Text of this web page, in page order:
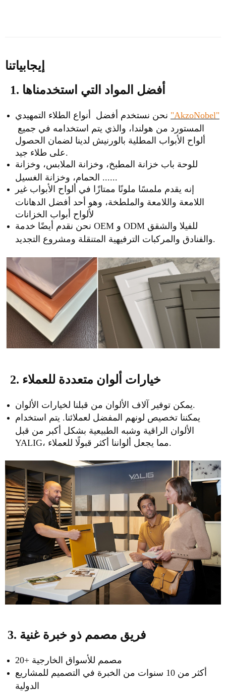
إيجابياتنا
1. أفضل المواد التي استخدمناها
"AkzoNobel"
ألواح الأبواب المطلية بالورنيش لدينا لضمان الحصول
للوحة باب خزانة المطبخ، وخزانة الملابس، وخزانة
إنه يقدم ملمسًا ملونًا ممتازًا في ألواح الأبواب غير
اللامعة واللامعة والملطخة، وهو أحد أفضل الدهانات
لألواح أبواب الخزانات
نحن نقدم أيضًا خدمة OEM و ODM للفيلا والشقق
2. خيارات ألوان متعددة للعملاء
يمكن توفير آلاف الألوان من قبلنا لخيارات الألوان.
يمكننا تخصيص لونهم المفضل لعملائنا. يتم استخدام
الألوان الراقية وشبه الطبيعية بشكل أكبر من قبل
3. فريق مصمم ذو خبرة غنية
20+ مصمم للأسواق الخارجية
أكثر من 10 سنوات من الخبرة في التصميم للمشاريع